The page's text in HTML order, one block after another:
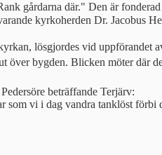
gårdarna där." Den är
kyrkoherden Dr. Jacobus
lösgjordes vid
över bygden. Blicken möter
beträffande Terjärv:
vi i dag vandra tanklöst